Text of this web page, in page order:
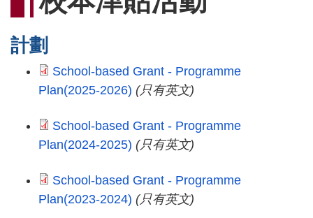
結
計劃
School-based Grant - Programme
Plan(2025-2026) (只有英文)
School-based Grant - Programme
Plan(2024-2025) (只有英文)
School-based Grant - Programme
Plan(2023-2024) (只有英文)